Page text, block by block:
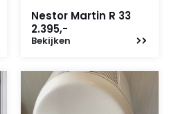
Nestor Martin R 33
2.395,-
Bekijken